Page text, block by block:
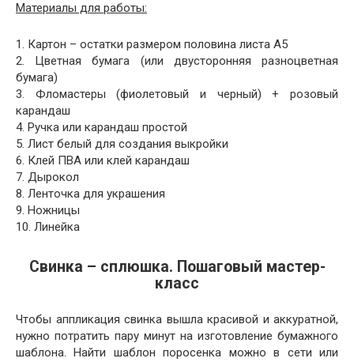
Материалы для работы:
1. Картон – остатки размером половина листа А5
2. Цветная бумага (или двусторонняя разноцветная
бумага)
3. Фломастеры (фиолетовый и черный) + розовый
карандаш
4. Ручка или карандаш простой
5. Лист белый для создания выкройки
6. Клей ПВА или клей карандаш
7. Дырокол
8. Ленточка для украшения
9. Ножницы
10. Линейка
Свинка – сплюшка. Пошаговый мастер-
класс
Чтобы аппликация свинка вышла красивой и аккуратной,
нужно потратить пару минут на изготовление бумажного
шаблона. Найти шаблон поросенка можно в сети или